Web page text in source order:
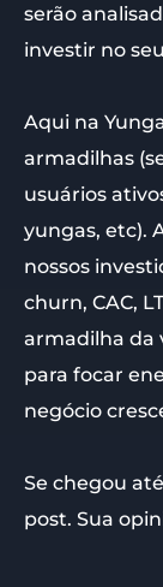
serão
investir no
Aqui na
armadilhas
usuários
yungas, etc).
nossos
churn, CAC,
armadilha da
para focar
negócio
Se chegou
post. Sua